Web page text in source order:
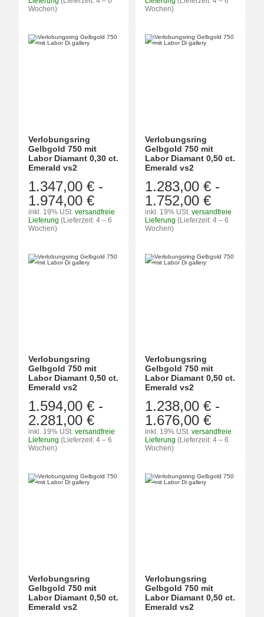
Wochen)
Wochen)
Verlobungsring
Gelbgold 750 mit
Labor Diamant 0,30 ct.
Emerald vs2
1.347,00 € -
1.974,00 €
inkl. 19% USt. versandfreie
Lieferung (Lieferzeit: 4 – 6
Wochen)
Verlobungsring
Gelbgold 750 mit
Labor Diamant 0,50 ct.
Emerald vs2
1.283,00 € -
1.752,00 €
inkl. 19% USt. versandfreie
Lieferung (Lieferzeit: 4 – 6
Wochen)
Verlobungsring
Gelbgold 750 mit
Labor Diamant 0,50 ct.
Emerald vs2
1.594,00 € -
2.281,00 €
inkl. 19% USt. versandfreie
Lieferung (Lieferzeit: 4 – 6
Wochen)
Verlobungsring
Gelbgold 750 mit
Labor Diamant 0,50 ct.
Emerald vs2
1.238,00 € -
1.676,00 €
inkl. 19% USt. versandfreie
Lieferung (Lieferzeit: 4 – 6
Wochen)
Verlobungsring
Gelbgold 750 mit
Labor Diamant 0,50 ct.
Emerald vs2
Verlobungsring
Gelbgold 750 mit
Labor Diamant 0,50 ct.
Emerald vs2